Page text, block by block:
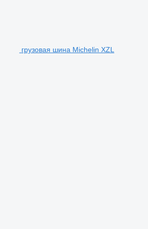
грузовая шина Michelin XZL